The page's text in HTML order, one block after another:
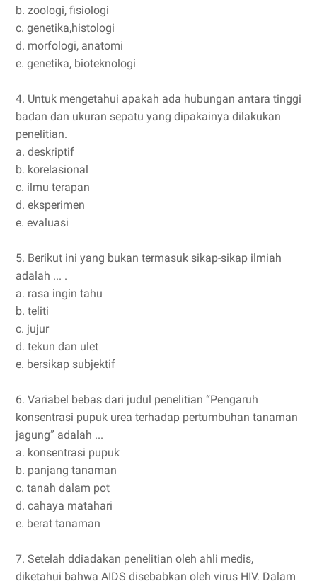
b. zoologi, fisiologi
c. genetika,histologi
d. morfologi, anatomi
e. genetika, bioteknologi
4. Untuk mengetahui apakah ada hubungan antara tinggi
badan dan ukuran sepatu yang dipakainya dilakukan
penelitian.
a. deskriptif
b. korelasional
c. ilmu terapan
d. eksperimen
e. evaluasi
5. Berikut ini yang bukan termasuk sikap-sikap ilmiah
adalah ... .
a. rasa ingin tahu
b. teliti
c. jujur
d. tekun dan ulet
e. bersikap subjektif
6. Variabel bebas dari judul penelitian “Pengaruh
konsentrasi pupuk urea terhadap pertumbuhan tanaman
jagung” adalah ...
a. konsentrasi pupuk
b. panjang tanaman
c. tanah dalam pot
d. cahaya matahari
e. berat tanaman
7. Setelah ddiadakan penelitian oleh ahli medis,
diketahui bahwa AIDS disebabkan oleh virus HIV. Dalam